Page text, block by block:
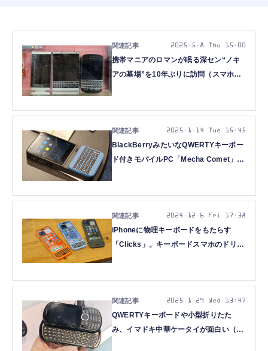
携帯マニアのロマンが眠る深セン“ノキ
アの墓場”を10年ぶりに訪問（スマホ
2025.5.8 Thu 15:00
BlackBerryみたいなQWERTYキーボー
ド付きモバイルPC「Mecha Comet」が
2025.1.14 Tue 15:45
iPhoneに物理キーボードをもたらす
「Clicks」。キーボードスマホのドリー
2024.12.6 Fri 17:38
QWERTYキーボードや小型折りたた
み、イマドキ中華ケータイが面白い（ス
2025.1.29 Wed 13:47